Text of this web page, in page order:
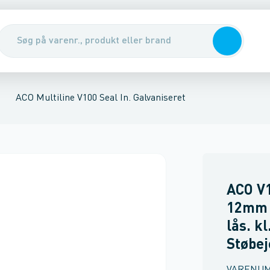
& udskillerePumper, pumpebrønde & ventiler
150 mm 25T & 40T200 mm 25T & 40TSokkelrende
ACO Multiline V100 Seal In. Galvaniseret
ACO Multiline V100 Seal In. Galvaniseret
ACO
lås.